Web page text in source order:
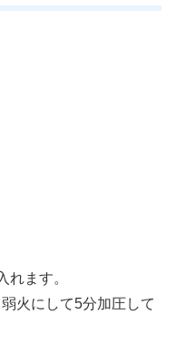
れます。
火にして5分加圧して